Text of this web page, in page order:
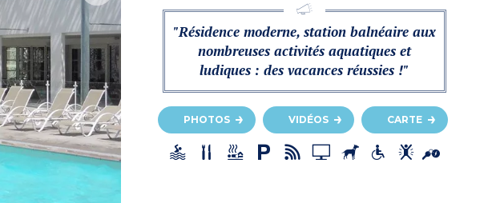
"Résidence moderne, station balnéaire aux
nombreuses activités aquatiques et
ludiques : des vacances réussies !"
PHOTOS VIDÉOS CARTE